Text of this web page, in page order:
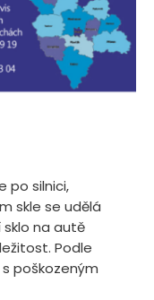
po silnici,
skle se udělá
sklo na autě
Podle
poškozeným